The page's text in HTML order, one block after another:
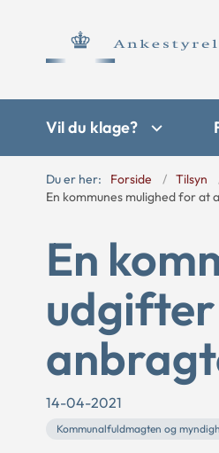
Vil du klage?
Du er her: Forside Tilsyn
En kommunes mulighed for
En
14-04-2021
Kommunalfuldmagten og